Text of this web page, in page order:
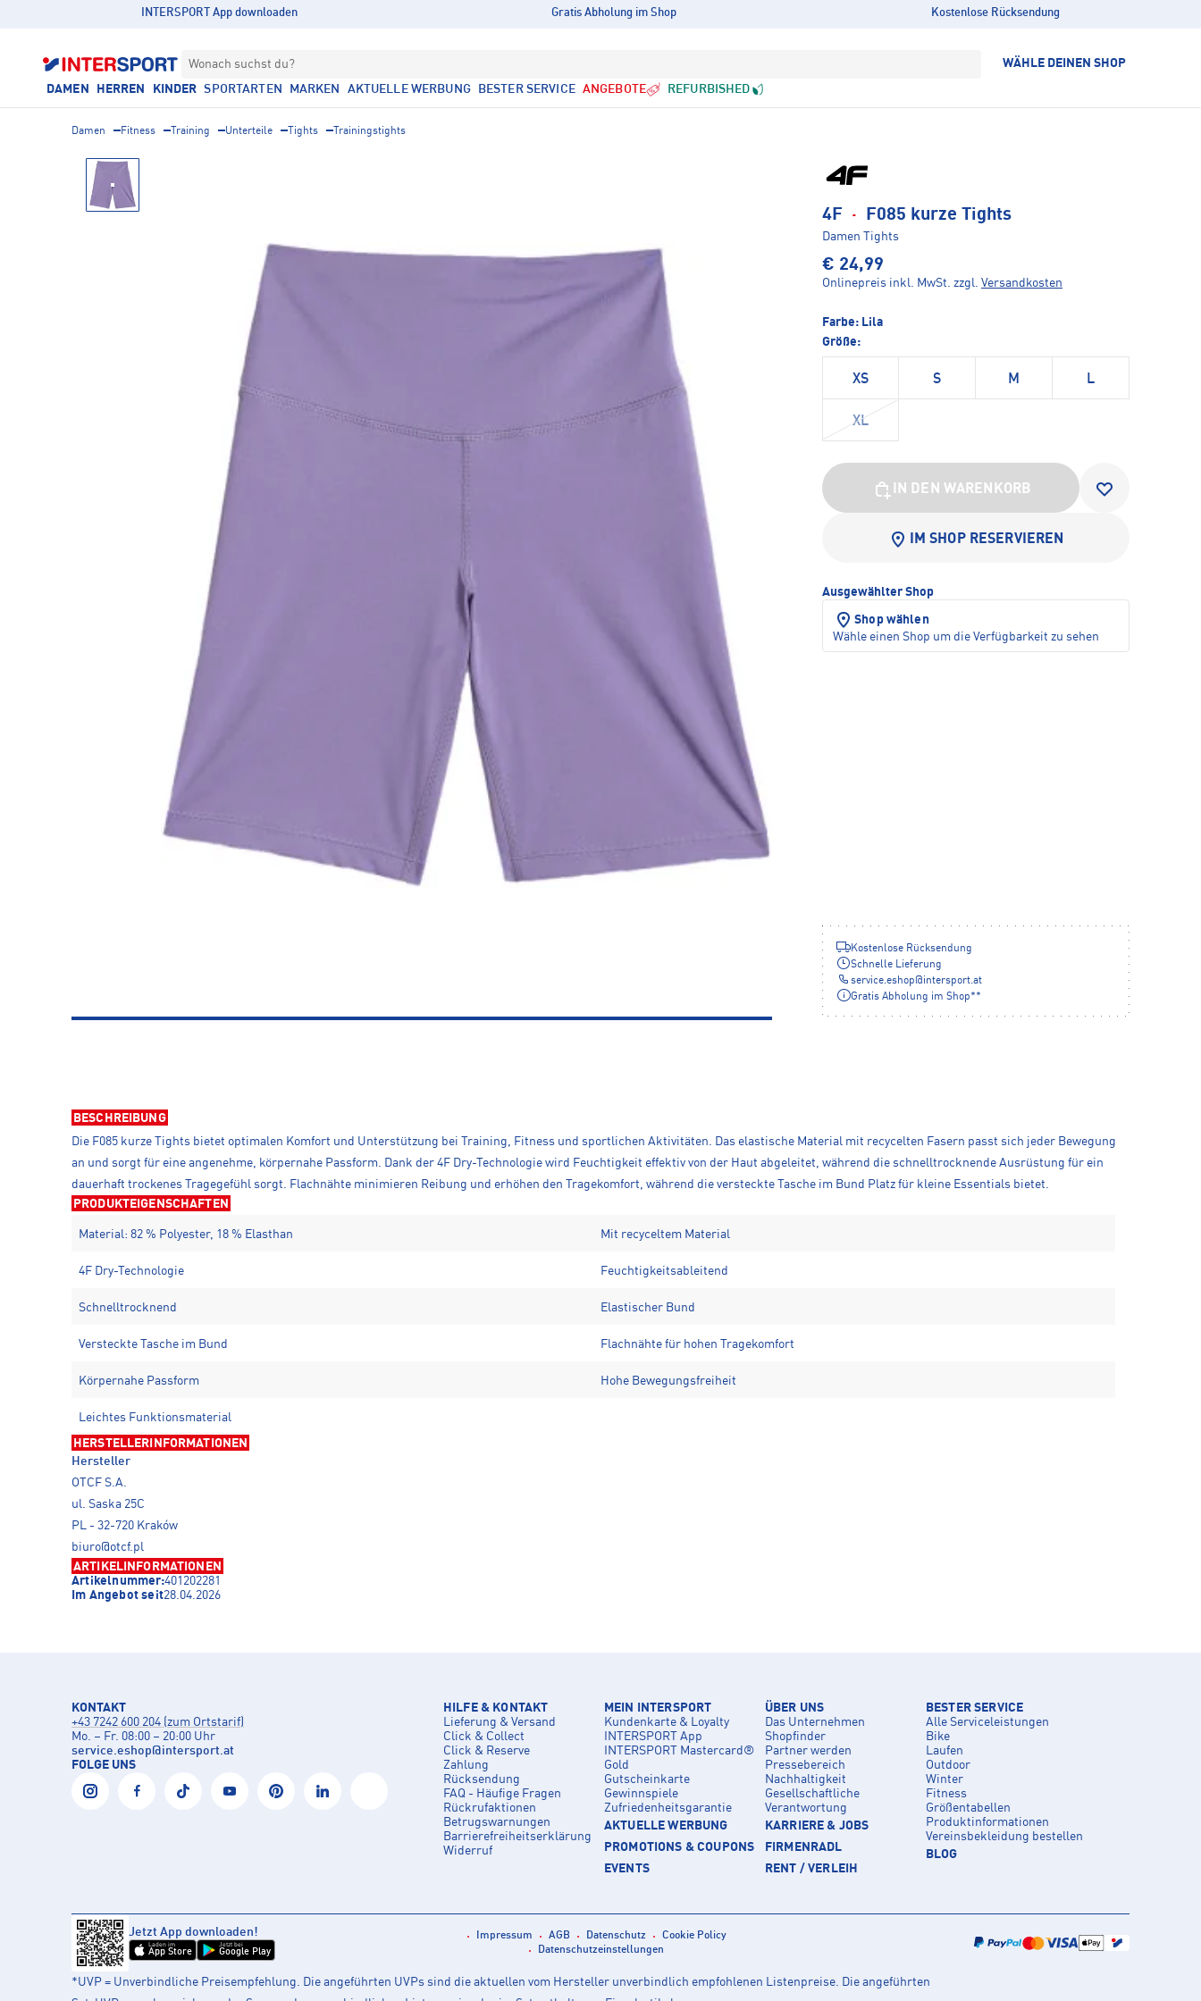
INTERSPORT App downloaden Gratis Abholung im Shop Kostenlose Rücksendung
Wonach suchst du? WÄHLE DEINEN SHOP
DAMEN HERREN KINDER SPORTARTEN MARKEN AKTUELLE WERBUNG BESTER SERVICE ANGEBOTE REFURBISHED
Damen Fitness Training Unterteile Tights Trainingstights
4F · F085 kurze Tights
Damen Tights
€ 24,99
Onlinepreis inkl. MwSt. zzgl. Versandkosten
Farbe: Lila
Größe:
XS S M L
XL
IN DEN WARENKORB
IM SHOP RESERVIEREN
Ausgewählter Shop
Shop wählen
Wähle einen Shop um die Verfügbarkeit zu sehen
Kostenlose Rücksendung
Schnelle Lieferung
service.eshop@intersport.at
Gratis Abholung im Shop**
BESCHREIBUNG
Die F085 kurze Tights bietet optimalen Komfort und Unterstützung bei Training, Fitness und sportlichen Aktivitäten. Das elastische Material mit recycelten Fasern passt sich jeder Bewegung
an und sorgt für eine angenehme, körpernahe Passform. Dank der 4F Dry-Technologie wird Feuchtigkeit effektiv von der Haut abgeleitet, während die schnelltrocknende Ausrüstung für ein
dauerhaft trockenes Tragegefühl sorgt. Flachnähte minimieren Reibung und erhöhen den Tragekomfort, während die versteckte Tasche im Bund Platz für kleine Essentials bietet.
PRODUKTEIGENSCHAFTEN
Material: 82 % Polyester, 18 % Elasthan Mit recyceltem Material
4F Dry-Technologie Feuchtigkeitsableitend
Schnelltrocknend Elastischer Bund
Versteckte Tasche im Bund Flachnähte für hohen Tragekomfort
Körpernahe Passform Hohe Bewegungsfreiheit
Leichtes Funktionsmaterial
HERSTELLERINFORMATIONEN
Hersteller
OTCF S.A.
ul. Saska 25C
PL - 32-720 Kraków
biuro@otcf.pl
ARTIKELINFORMATIONEN
Artikelnummer:401202281
Im Angebot seit28.04.2026
KONTAKT
+43 7242 600 204 (zum Ortstarif)
Mo. – Fr. 08:00 – 20:00 Uhr
service.eshop@intersport.at
FOLGE UNS
HILFE & KONTAKT
Lieferung & Versand
Click & Collect
Click & Reserve
Zahlung
Rücksendung
FAQ - Häufige Fragen
Rückrufaktionen
Betrugswarnungen
Barrierefreiheitserklärung
Widerruf
MEIN INTERSPORT
Kundenkarte & Loyalty
INTERSPORT App
INTERSPORT Mastercard®
Gold
Gutscheinkarte
Gewinnspiele
Zufriedenheitsgarantie
AKTUELLE WERBUNG
PROMOTIONS & COUPONS
EVENTS
ÜBER UNS
Das Unternehmen
Shopfinder
Partner werden
Pressebereich
Nachhaltigkeit
Gesellschaftliche
Verantwortung
KARRIERE & JOBS
FIRMENRADL
RENT / VERLEIH
BESTER SERVICE
Alle Serviceleistungen
Bike
Laufen
Outdoor
Winter
Fitness
Größentabellen
Produktinformationen
Vereinsbekleidung bestellen
BLOG
Jetzt App downloaden!
Laden im
App Store
Jetzt bei
Google Play
Impressum AGB Datenschutz
Cookie Policy
Datenschutzeinstellungen
*UVP = Unverbindliche Preisempfehlung. Die angeführten UVPs sind die aktuellen vom Hersteller unverbindlich empfohlenen Listenpreise. Die angeführten